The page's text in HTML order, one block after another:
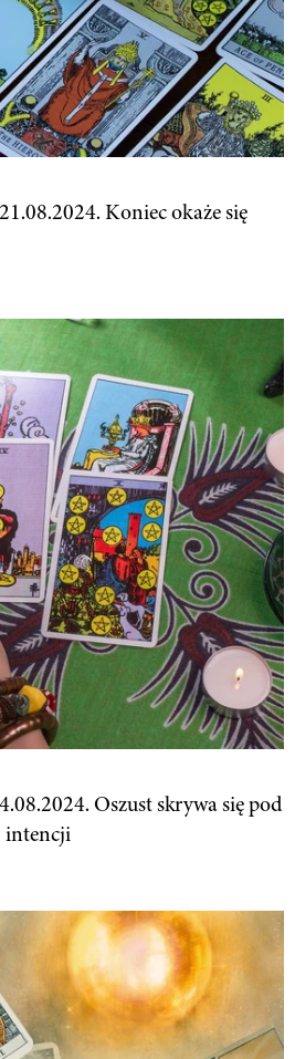
Koniec okaże się
Oszust skrywa się pod
intencji